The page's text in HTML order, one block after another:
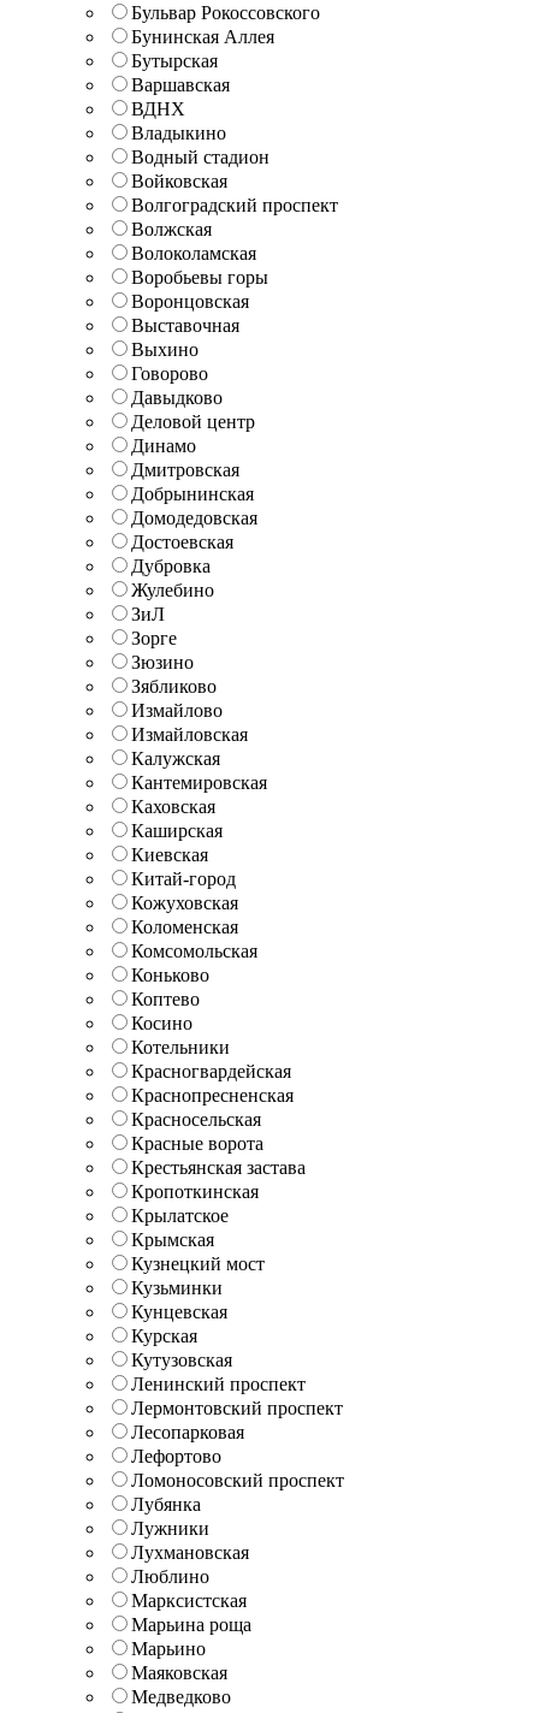
Бульвар Рокоссовского
Бунинская Аллея
Бутырская
Варшавская
ВДНХ
Владыкино
Водный стадион
Войковская
Волгоградский проспект
Волжская
Волоколамская
Воробьевы горы
Воронцовская
Выставочная
Выхино
Говорово
Давыдково
Деловой центр
Динамо
Дмитровская
Добрынинская
Домодедовская
Достоевская
Дубровка
Жулебино
ЗиЛ
Зорге
Зюзино
Зябликово
Измайлово
Измайловская
Калужская
Кантемировская
Каховская
Каширская
Киевская
Китай-город
Кожуховская
Коломенская
Комсомольская
Коньково
Коптево
Косино
Котельники
Красногвардейская
Краснопресненская
Красносельская
Красные ворота
Крестьянская застава
Кропоткинская
Крылатское
Крымская
Кузнецкий мост
Кузьминки
Кунцевская
Курская
Кутузовская
Ленинский проспект
Лермонтовский проспект
Лесопарковая
Лефортово
Ломоносовский проспект
Лубянка
Лужники
Лухмановская
Люблино
Марксистская
Марьина роща
Марьино
Маяковская
Медведково